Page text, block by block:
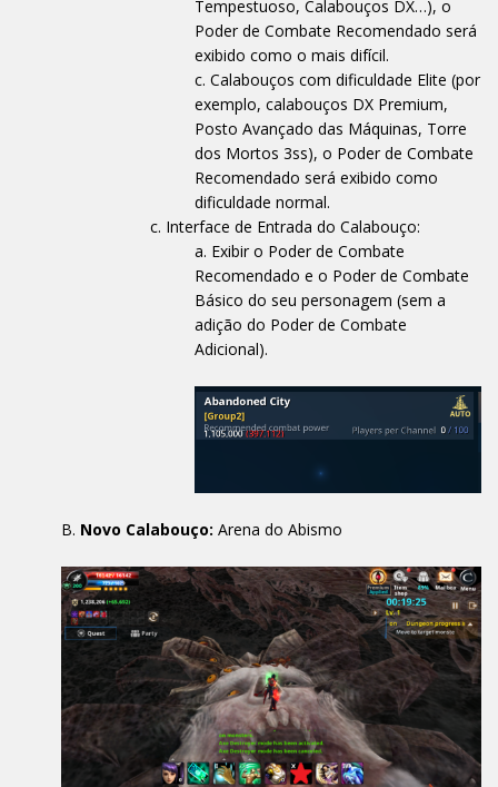
Tempestuoso, Calabouços DX…), o
Poder de Combate Recomendado será
exibido como o mais difícil.
Calabouços com dificuldade Elite (por
exemplo, calabouços DX Premium,
Posto Avançado das Máquinas, Torre
dos Mortos 3ss), o Poder de Combate
Recomendado será exibido como
dificuldade normal.
Interface de Entrada do Calabouço:
Exibir o Poder de Combate
Recomendado e o Poder de Combate
Básico do seu personagem (sem a
adição do Poder de Combate
Adicional).
Novo Calabouço: Arena do Abismo